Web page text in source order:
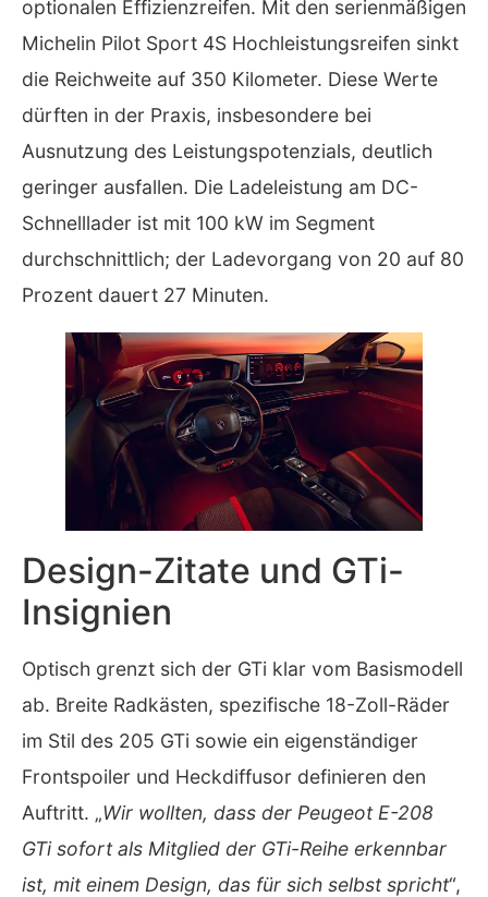
optionalen Effizienzreifen. Mit den serienmäßigen
Michelin Pilot Sport 4S Hochleistungsreifen sinkt
die Reichweite auf 350 Kilometer. Diese Werte
dürften in der Praxis, insbesondere bei
Ausnutzung des Leistungspotenzials, deutlich
geringer ausfallen. Die Ladeleistung am DC-
Schnelllader ist mit 100 kW im Segment
durchschnittlich; der Ladevorgang von 20 auf 80
Prozent dauert 27 Minuten.
Design-Zitate und GTi-
Insignien
Optisch grenzt sich der GTi klar vom Basismodell
ab. Breite Radkästen, spezifische 18-Zoll-Räder
im Stil des 205 GTi sowie ein eigenständiger
Frontspoiler und Heckdiffusor definieren den
Auftritt. „Wir wollten, dass der Peugeot E-208
GTi sofort als Mitglied der GTi-Reihe erkennbar
ist, mit einem Design, das für sich selbst spricht“,